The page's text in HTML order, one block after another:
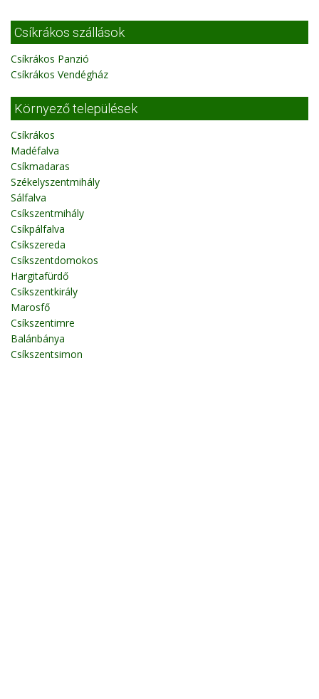
Csíkrákos szállások
Csíkrákos Panzió
Csíkrákos Vendégház
Környező települések
Csíkrákos
Madéfalva
Csíkmadaras
Székelyszentmihály
Sálfalva
Csíkszentmihály
Csíkpálfalva
Csíkszereda
Csíkszentdomokos
Hargitafürdő
Csíkszentkirály
Marosfő
Csíkszentimre
Balánbánya
Csíkszentsimon